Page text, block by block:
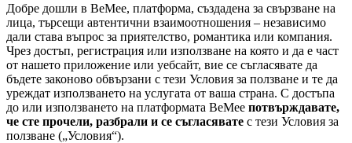
Добре дошли в BeMee, платформа, създадена за свързване на
лица, търсещи автентични взаимоотношения – независимо
дали става въпрос за приятелство, романтика или компания.
Чрез достъп, регистрация или използване на която и да е част
от нашето приложение или уебсайт, вие се съгласявате да
бъдете законово обвързани с тези Условия за ползване и те да
уреждат използването на услугата от ваша страна. С достъпа
до или използването на платформата BeMee потвърждавате,
че сте прочели, разбрали и се съгласявате с тези Условия за
ползване („Условия“).